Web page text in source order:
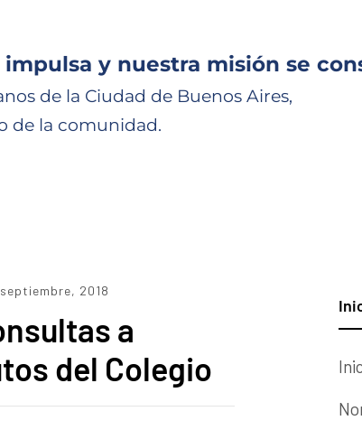
impulsa y nuestra misión se
de la Ciudad de Buenos Aires,
de la comunidad.
2018
a
del Colegio